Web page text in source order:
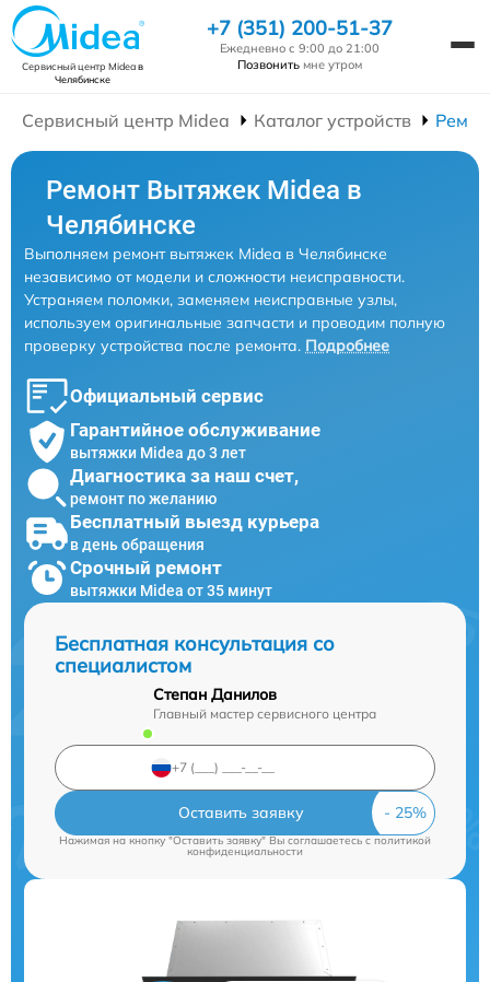
Сервисный центр Mideaв
Челябинске
+7 (351) 200-51-37
Ежедневно с 9:00 до 21:00
Позвонить мне утром
Сервисный центр Midea Каталог устройств
Ремонт Вытяжек Midea в
Челябинске
Выполняем ремонт вытяжек Midea в Челябинске
независимо от модели и сложности неисправности.
Устраняем поломки, заменяем неисправные узлы,
используем оригинальные запчасти и проводим полную
проверку устройства после ремонта. Подробнее
Официальный сервис
Гарантийное обслуживание
вытяжки Midea до 3 лет
Диагностика за наш счет,
ремонт по желанию
Бесплатный выезд курьера
в день обращения
Срочный ремонт
вытяжки Midea от 35 минут
Бесплатная консультация со
специалистом
Степан Данилов
Главный мастер сервисного центра
Оставить заявку
Нажимая на кнопку "Оставить заявку" Вы соглашаетесь cполитикой
конфиденциальности